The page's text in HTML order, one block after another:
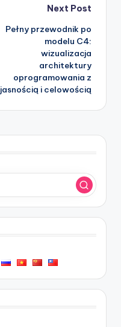
Next Post
Pełny przewodnik po
modelu C4:
wizualizacja
architektury
oprogramowania z
jasnością i celowością